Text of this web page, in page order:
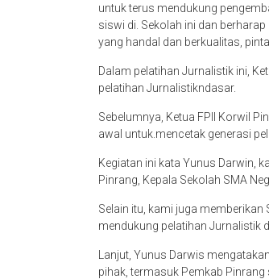
untuk terus mendukung
siswi di. Sekolah ini dan
yang handal dan berkualitas,
Dalam pelatihan Jurnalistik ini,
pelatihan Jurnalistikndasar.
Sebelumnya, Ketua FPII Korwil
awal untuk.mencetak generasi
Kegiatan ini kata Yunus Darwin,
Pinrang, Kepala Sekolah SMA
Selain itu, kami juga
mendukung pelatihan Jurnalistik
Lanjut, Yunus Darwis
pihak, termasuk Pemkab